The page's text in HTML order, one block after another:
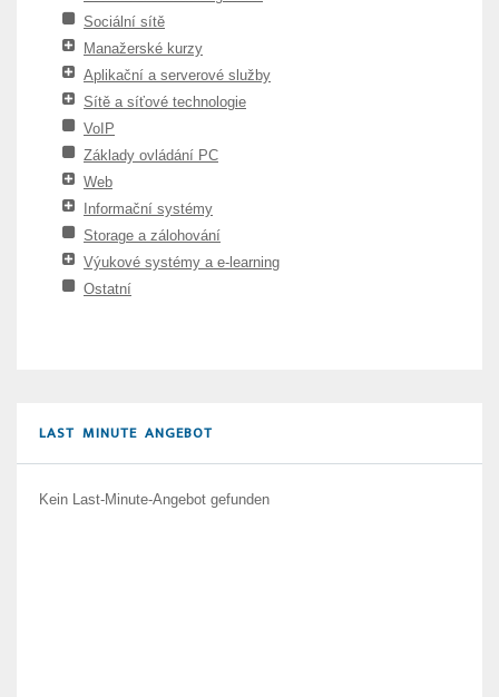
Sociální sítě
Manažerské kurzy
Aplikační a serverové služby
Sítě a síťové technologie
VoIP
Základy ovládání PC
Web
Informační systémy
Storage a zálohování
Výukové systémy a e-learning
Ostatní
LAST MINUTE ANGEBOT
Kein Last-Minute-Angebot gefunden